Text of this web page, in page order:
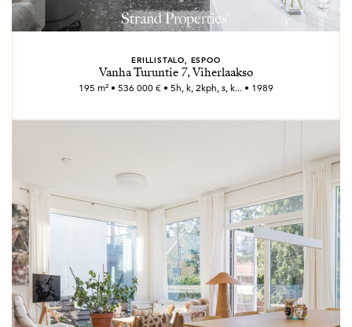
ERILLISTALO, ESPOO
Vanha Turuntie 7, Viherlaakso
195 m² • 536 000 € • 5h, k, 2kph, s, k... • 1989